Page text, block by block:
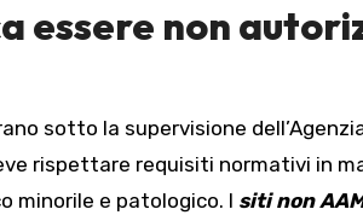
essere non
sotto la supervisione
rispettare requisiti normativi in
minorile e patologico. I siti non